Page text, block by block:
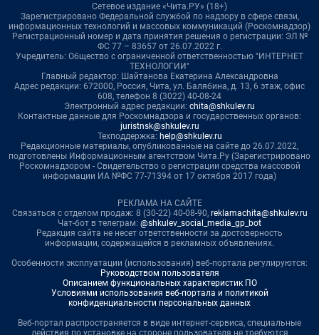
Сетевое издание «Чита.РУ» (18+)
Зарегистрировано Федеральной службой по надзору в сфере связи,
информационных технологий и массовых коммуникаций (Роскомнадзор)
Регистрационный номер и дата принятия решения о регистрации: ЭЛ №
ФС 77 – 83657 от 26.07.2022 г.
Учредитель: Общество с ограниченной ответственностью "ИНТЕРНЕТ
ТЕХНОЛОГИИ"
Главный редактор: Шайтанова Екатерина Александровна
Адрес редакции: 672000, Россия, Чита, ул. Балябина, д. 13, 6 этаж, офис
608, телефон 8 (3022) 40-08-24
Электронный адрес редакции: chita@shkulev.ru
Контактные данные для Роскомнадзора и государственных органов:
juristnsk@shkulev.ru
Техподдержка: help@shkulev.ru
Редакционные материалы, опубликованные на сайте до 26.07.2022,
подготовлены Информационным агентством Чита.Ру (Зарегистрировано
Роскомнадзором - Свидетельство о регистрации средства массовой
информации ИА №ФС 77-71394 от 17 октября 2017 года)
РЕКЛАМА НА САЙТЕ
Связаться с отделом продаж: 8 (30-22) 40-08-90, reklamachita@shkulev.ru
Чат-бот в телеграм: @shkulev_social_media_gp_bot
Редакция сайта не несет ответственности за достоверность
информации, содержащейся в рекламных объявлениях.
Особенности эксплуатации (использования) веб-портала регулируются:
Руководством пользователя
Описанием функциональных характеристик ПО
Условиями использования веб-портала и политикой
конфиденциальности персональных данных
Веб-портал распространяется в виде интернет-сервиса, специальные
действия по установке на стороне пользователя не требуются